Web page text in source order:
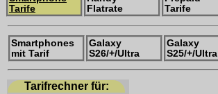
Tarife
Flatrate
Tarife
Smartphones
mit Tarif
Galaxy
S26/+/Ultra
Galaxy
S25/+/Ultra
Tarifrechner für: